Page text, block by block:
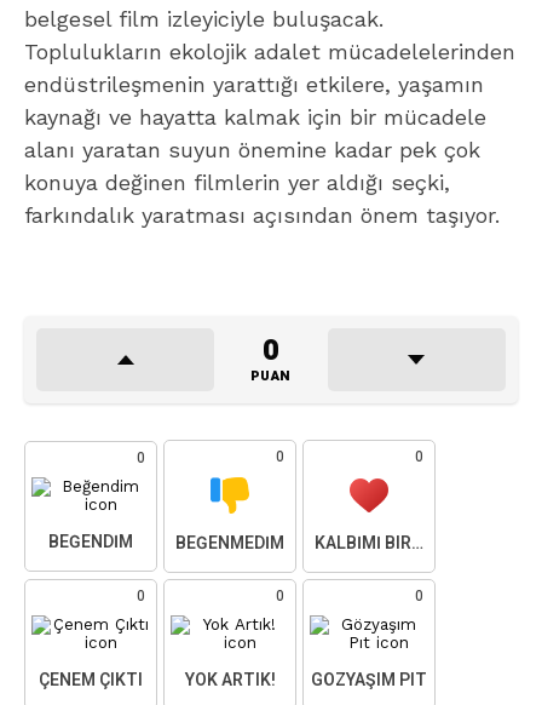
belgesel film izleyiciyle buluşacak.
Toplulukların ekolojik adalet mücadelelerinden
endüstrileşmenin yarattığı etkilere, yaşamın
kaynağı ve hayatta kalmak için bir mücadele
alanı yaratan suyun önemine kadar pek çok
konuya değinen filmlerin yer aldığı seçki,
farkındalık yaratması açısından önem taşıyor.
0
PUAN
0
BEĞENDIM
0
BEĞENMEDIM
0
KALBIMI BIRAKTIM
0
ÇENEM ÇIKTI
0
YOK ARTIK!
0
GÖZYAŞIM PIT